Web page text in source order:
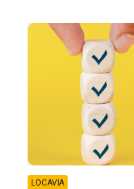
LOCAVIA